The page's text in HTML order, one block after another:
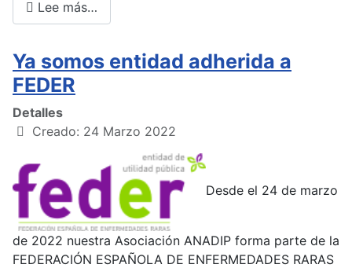
Lee más…
Ya somos entidad adherida a
FEDER
Detalles
Creado: 24 Marzo 2022
Desde el 24 de marzo
de 2022 nuestra Asociación ANADIP forma parte de la
FEDERACIÓN ESPAÑOLA DE ENFERMEDADES RARAS